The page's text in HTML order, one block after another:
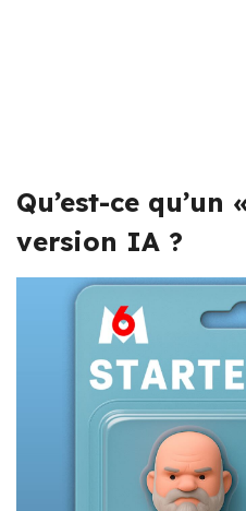
Qu’est-ce
version IA ?